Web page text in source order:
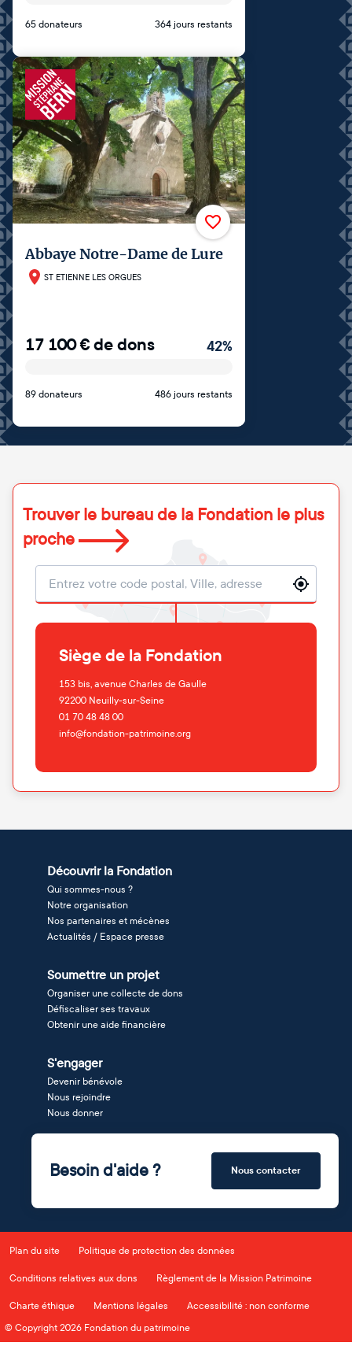
65 donateurs 364 jours restants
Abbaye Notre-Dame de Lure
ST ETIENNE LES ORGUES
17 100€de dons 42%
89 donateurs 486 jours restants
Trouver le bureau de la Fondation le plus
proche
Localisation
Siège de la Fondation
153 bis, avenue Charles de Gaulle
92200 Neuilly-sur-Seine
01 70 48 48 00
info@fondation-patrimoine.org
Découvrir la Fondation
Qui sommes-nous ?
Notre organisation
Nos partenaires et mécènes
Actualités / Espace presse
Soumettre un projet
Organiser une collecte de dons
Défiscaliser ses travaux
Obtenir une aide financière
S'engager
Devenir bénévole
Nous rejoindre
Nous donner
Besoin d'aide ? Nous contacter
Plan du site Politique de protection des données
Conditions relatives aux dons Règlement de la Mission Patrimoine
Charte éthique Mentions légales
Accessibilité : non conforme
© Copyright 2026 Fondation du patrimoine